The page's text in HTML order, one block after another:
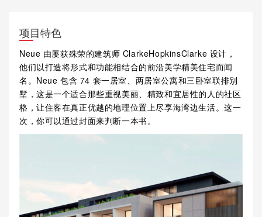
项目特色
Neue 由屡获殊荣的建筑师 ClarkeHopkinsClarke 设计，
他们以打造将形式和功能相结合的前沿美学精美住宅而闻
名。Neue 包含 74 套一居室、两居室公寓和三卧室联排别
墅，这是一个适合那些重视美丽、精致和宜居性的人的社区
格，让住客在真正优越的地理位置上尽享海湾边生活。这一
次，你可以通过封面来判断一本书。